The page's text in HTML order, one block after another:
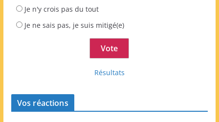
Je n'y crois pas du tout
Je ne sais pas, je suis mitigé(e)
Résultats
Vos réactions